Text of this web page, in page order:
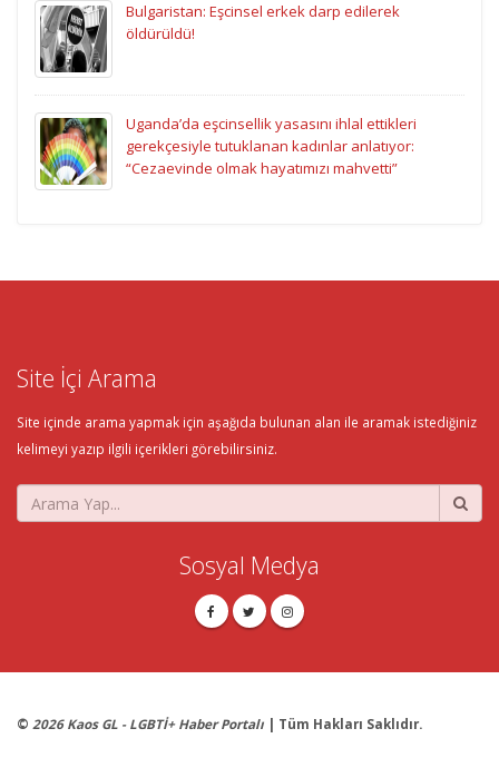
Bulgaristan: Eşcinsel erkek darp edilerek
öldürüldü!
Uganda’da eşcinsellik yasasını ihlal ettikleri
gerekçesiyle tutuklanan kadınlar anlatıyor:
“Cezaevinde olmak hayatımızı mahvetti”
Site İçi Arama
Site içinde arama yapmak için aşağıda bulunan alan ile aramak istediğiniz
kelimeyi yazıp ilgili içerikleri görebilirsiniz.
Sosyal Medya
© 2026 Kaos GL - LGBTİ+ Haber Portalı | Tüm Hakları Saklıdır.